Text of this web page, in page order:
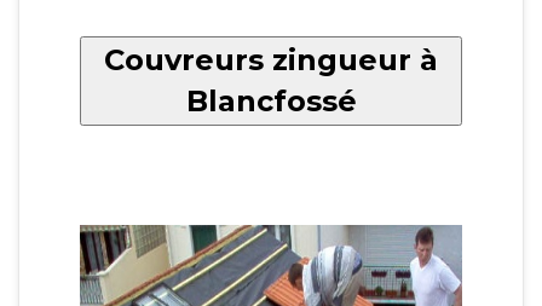
Couvreurs zingueur à
Blancfossé